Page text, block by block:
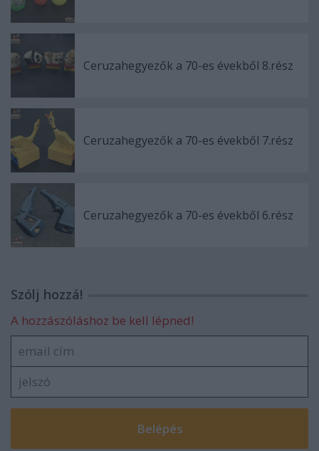
Ceruzahegyezők a 70-es évekből 8.rész
Ceruzahegyezők a 70-es évekből 7.rész
Ceruzahegyezők a 70-es évekből 6.rész
Szólj hozzá!
A hozzászóláshoz be kell lépned!